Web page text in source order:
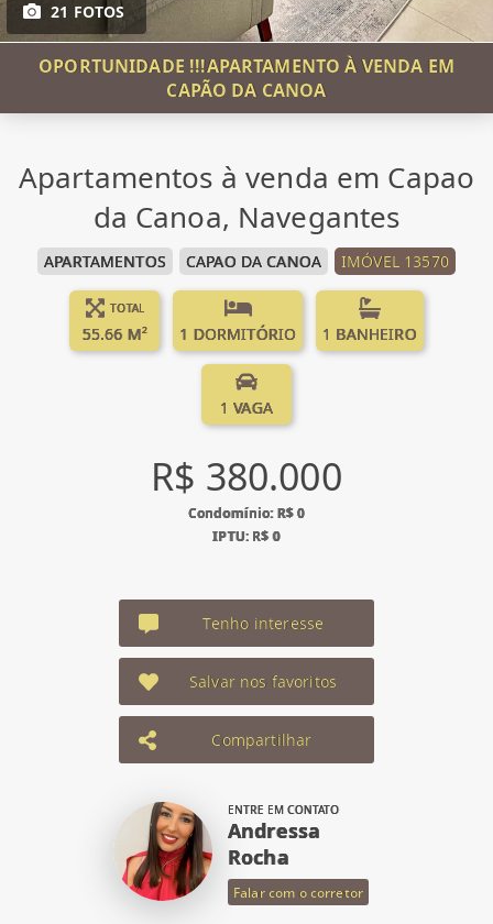
21 FOTOS
OPORTUNIDADE !!!APARTAMENTO À VENDA EM
CAPÃO DA CANOA
Apartamentos à venda em Capao
da Canoa, Navegantes
APARTAMENTOS CAPAO DA CANOA IMÓVEL 13570
TOTAL
55.66 M² 1 DORMITÓRIO 1 BANHEIRO
1 VAGA
R$ 380.000
Condomínio: R$ 0
IPTU: R$ 0
Tenho interesse
Salvar nos favoritos
Compartilhar
ENTRE EM CONTATO
Andressa
Rocha
Falar com o corretor